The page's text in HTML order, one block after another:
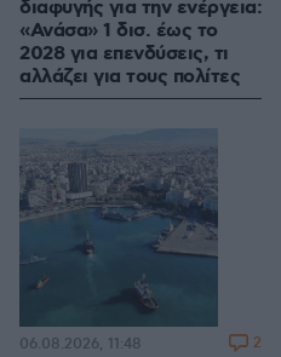
διαφυγής για την ενέργεια:
«Ανάσα» 1 δισ. έως το
2028 για επενδύσεις, τι
αλλάζει για τους πολίτες
06.08.2026, 11:48 2